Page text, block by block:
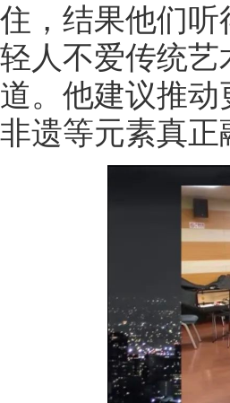
住，结果他们听
轻人不爱传统
道。他建议推
非遗等元素真